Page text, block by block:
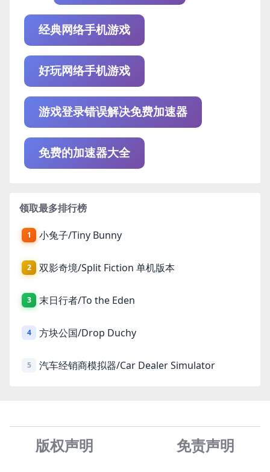
经典网络手机游戏
好玩网络手机游戏
游戏登录错误解决免费加速器
免费的加速器大全
领取最多排行榜
1 小兔子/Tiny Bunny
2 双影奇境/Split Fiction 单机版本
3 末日行者/To the Eden
4 方块公国/Drop Duchy
5 汽车经销商模拟器/Car Dealer Simulator
版权声明 免责声明